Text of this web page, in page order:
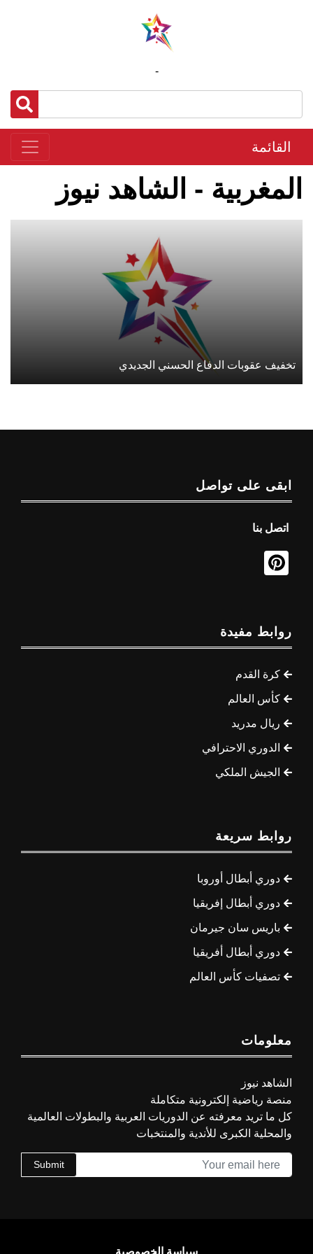
-
القائمة
المغربية - الشاهد نيوز
تخفيف عقوبات الدفاع الحسني الجديدي
ابقى على تواصل
اتصل بنا
روابط مفيدة
كرة القدم
كأس العالم
ريال مدريد
الدوري الاحترافي
الجيش الملكي
روابط سريعة
دوري أبطال أوروبا
دوري أبطال إفريقيا
باريس سان جيرمان
دوري أبطال أفريقيا
تصفيات كأس العالم
معلومات
الشاهد نيوز
منصة رياضية إلكترونية متكاملة
كل ما تريد معرفته عن الدوريات العربية والبطولات العالمية
والمحلية الكبرى للأندية والمنتخبات
Submit